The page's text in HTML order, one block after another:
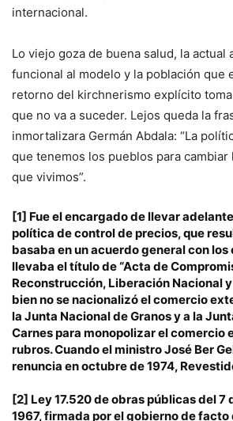
internacional.
Lo viejo goza de buena salud, la actual
funcional al modelo y la población que
retorno del kirchnerismo explícito
que no va a suceder. Lejos queda la
inmortalizara Germán Abdala: “La
que tenemos los pueblos para cambiar
que vivimos”.
[1] Fue el encargado de llevar
política de control de precios, que
basaba en un acuerdo general con
llevaba el título de “Acta de
Reconstrucción, Liberación Nacional
bien no se nacionalizó el comercio
la Junta Nacional de Granosy a la
Carnes para monopolizar el comercio
rubros. Cuando el ministro José Ber
renuncia en octubre de 1974,
[2] Ley 17.520 de obras públicas del 7
1967, firmada por el gobierno de